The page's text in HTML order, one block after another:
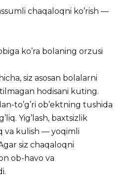
chaqaloqni ko’rish —
ko’ra bolaning orzusi
siz asosan bolalarni
hodisani kuting.
to’g’ri ob’ektning tushida
Yig’lash, baxtsizlik
va kulish — yoqimli
siz chaqaloqni
ob-havo va